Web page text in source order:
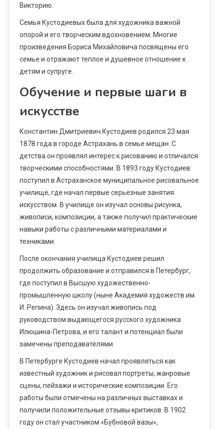
Викторию.
Семья Кустодиевых была для художника важной
опорой и его творческим вдохновением. Многие
произведения Бориса Михайловича посвящены его
семье и отражают теплое и душевное отношение к
детям и супруге.
Обучение и первые шаги в
искусстве
Константин Дмитриевич Кустодиев родился 23 мая
1878 года в городе Астрахань в семье мещан. С
детства он проявлял интерес к рисованию и отличался
творческими способностями. В 1893 году Кустодиев
поступил в Астраханское муниципальное рисовальное
училище, где начал первые серьезные занятия
искусством. В училище он изучал основы рисунка,
живописи, композиции, а также получил практические
навыки работы с различными материалами и
техниками.
После окончания училища Кустодиев решил
продолжить образование и отправился в Петербург,
где поступил в Высшую художественно-
промышленную школу (ныне Академия художеств им.
И. Репина). Здесь он изучал живопись под
руководством выдающегося русского художника
Илюшина-Петрова, и его талант и потенциал были
замечены преподавателями.
В Петербурге Кустодиев начал проявляться как
известный художник и рисовал портреты, жанровые
сцены, пейзажи и исторические композиции. Его
работы были отмечены на различных выставках и
получили положительные отзывы критиков. В 1902
году он стал участником «Бубновой вазы»,